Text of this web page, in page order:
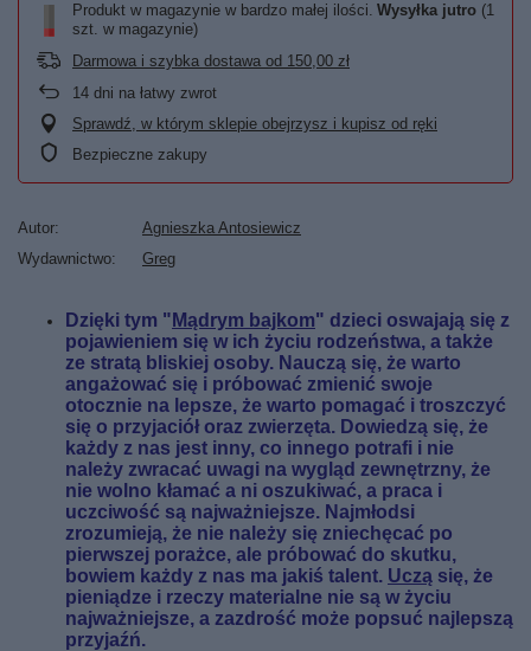
Produkt w magazynie w bardzo małej ilości Wysyłka jutro (1
szt. w magazynie)
Darmowa i szybka dostawa od 150,00 zł
14 dni na łatwy zwrot
Sprawdź, w którym sklepie obejrzysz i kupisz od ręki
Bezpieczne zakupy
Autor
Agnieszka Antosiewicz
Wydawnictwo
Greg
Dzięki tym " Mądrym bajkom" dzieci oswajają się z
pojawieniem się w ich życiu rodzeństwa, a także
ze stratą bliskiej osoby. Nauczą się, że warto
angażować się i próbować zmienić swoje
otocznie na lepsze, że warto pomagać i troszczyć
się o przyjaciół oraz zwierzęta. Dowiedzą się, że
każdy z nas jest inny, co innego potrafi i nie
należy zwracać uwagi na wygląd zewnętrzny, że
nie wolno kłamać a ni oszukiwać, a praca i
uczciwość są najważniejsze. Najmłodsi
zrozumieją, że nie należy się zniechęcać po
pierwszej porażce, ale próbować do skutku,
bowiem każdy z nas ma jakiś talent. Uczą się, że
pieniądze i rzeczy materialne nie są w życiu
najważniejsze, a zazdrość może popsuć najlepszą
przyjaźń.